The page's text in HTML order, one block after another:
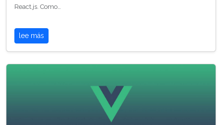
React.js. Como…
lee más